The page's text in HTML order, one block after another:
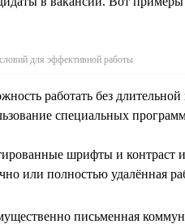
для эффективной работы
работать без длительной
специальных
шрифты и контраст
или полностью удалённая
письменная